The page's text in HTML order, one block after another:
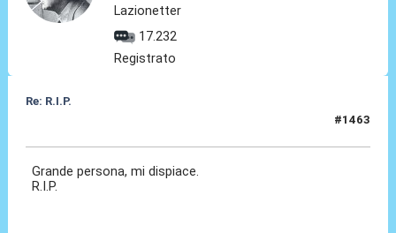
Lazionetter
17.232
Registrato
Re: R.I.P.
#1463
Grande persona, mi dispiace.
R.I.P.